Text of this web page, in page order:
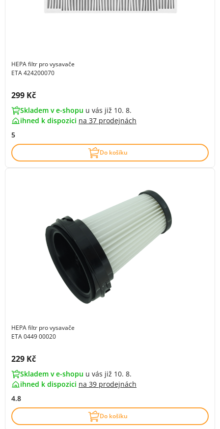
HEPA filtr pro vysavače
ETA 424200070
Cena s DPH:
299 Kč
Skladem v e-shopu u vás již 10. 8.
ihned k dispozici na 37 prodejnách
5
Do košíku
HEPA filtr pro vysavače
ETA 0449 00020
Cena s DPH:
229 Kč
Skladem v e-shopu u vás již 10. 8.
ihned k dispozici na 39 prodejnách
4.8
Do košíku